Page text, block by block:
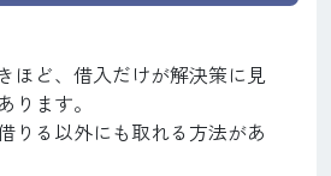
ほど、借入だけが解決策に見
ります。
りる以外にも取れる方法があ